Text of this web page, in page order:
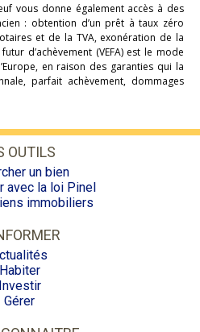
vous donne également accès à des
: obtention d’un prêt à taux zéro
et de la TVA, exonération de la
d’achèvement (VEFA) est le mode
en raison des garanties qui la
parfait achèvement, dommages
OUTILS
un bien
avec la loi Pinel
immobiliers
Habiter
Investir
Gérer